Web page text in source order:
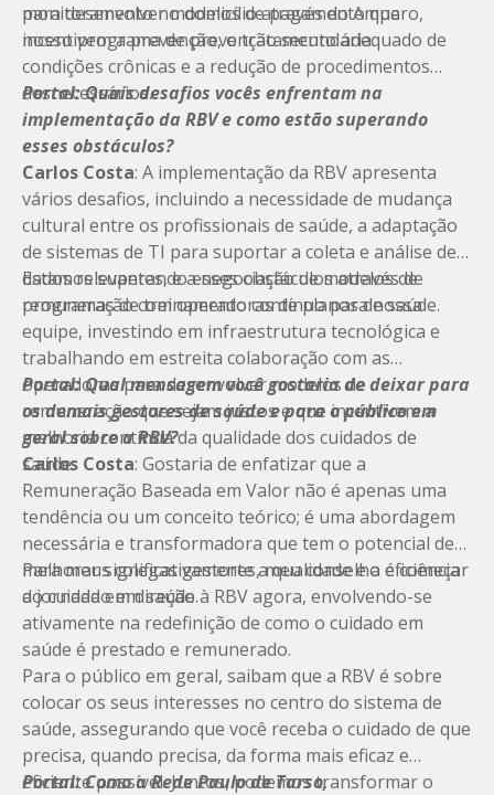
monitoramento no domicílio através do Amparo,
nosso programa de prevenção secundária.
para desenvolver modelos de pagamento que
incentivem a prevenção, o tratamento adequado de
condições crônicas e a redução de procedimentos
desnecessários.
Portal: Quais desafios vocês enfrentam na
implementação da RBV e como estão superando
esses obstáculos?
Carlos Costa: A implementação da RBV apresenta
vários desafios, incluindo a necessidade de mudança
cultural entre os profissionais de saúde, a adaptação
de sistemas de TI para suportar a coleta e análise de
dados relevantes, e a negociação de modelos de
remuneração com operadoras de planos de saúde.
Estamos superando esses obstáculos através de
programas de treinamento contínuo para nossa
equipe, investindo em infraestrutura tecnológica e
trabalhando em estreita colaboração com as
operadoras para desenvolver modelos de
remuneração que sejam justos e que incentivem a
melhoria contínua da qualidade dos cuidados de
saúde.
Portal: Qual mensagem você gostaria de deixar para
os demais gestores de saúde e para o público em
geral sobre a RBV?
Carlos Costa: Gostaria de enfatizar que a
Remuneração Baseada em Valor não é apenas uma
tendência ou um conceito teórico; é uma abordagem
necessária e transformadora que tem o potencial de
melhorar significativamente a qualidade e a eficiência
do cuidado em saúde.
Para meus colegas gestores, meu conselho é começar
a jornada em direção à RBV agora, envolvendo-se
ativamente na redefinição de como o cuidado em
saúde é prestado e remunerado.
Para o público em geral, saibam que a RBV é sobre
colocar os seus interesses no centro do sistema de
saúde, assegurando que você receba o cuidado de que
precisa, quando precisa, da forma mais eficaz e
eficiente possível. Juntos, podemos transformar o
Portal: Como a Rede Paulo de Tarso,